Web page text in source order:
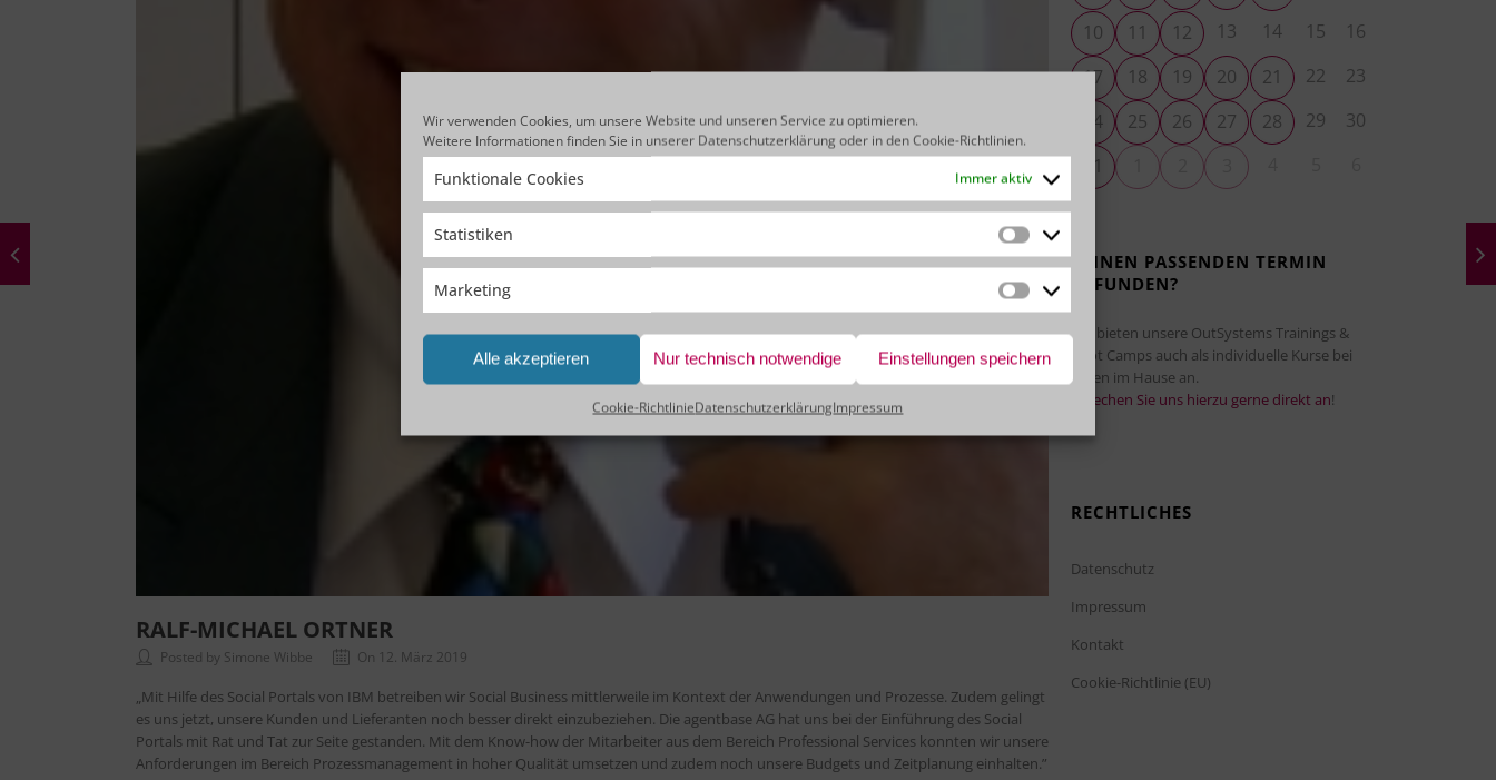
Wir verwenden Cookies, um unsere Website und unseren Service zu optimieren.
Weitere Informationen finden Sie in unserer Datenschutzerklärung oder in denCookie-Richtlinien.
Funktionale Cookies Immer aktiv
Statistiken Statistiken
Marketing Marketing
Alle akzeptieren Nur technisch notwendige Einstellungen speichern
Cookie-RichtlinieDatenschutzerklärungImpressum
RALF-MICHAEL ORTNER
Posted by Simone Wibbe On 12. März 2019
„Mit Hilfe des Social Portals von IBM betreiben wir Social Business mittlerweile im Kontext der Anwendungen und Prozesse. Zudem gelingt
es uns jetzt, unsere Kunden und Lieferanten noch besser direkt einzubeziehen. Die agentbase AG hat uns bei der Einführung des Social
Portals mit Rat und Tat zur Seite gestanden. Mit dem Know-how der Mitarbeiter aus dem Bereich Professional Services konnten wir unsere
Anforderungen im Bereich Prozessmanagement in hoher Qualität umsetzen und zudem noch unsere Budgets und Zeitplanung einhalten.”
10
11 12 13 14 15
16
17
18 19 20 21 22
23
24
25 26 27 28 29
30
31
KEINEN PASSENDEN TERMIN
GEFUNDEN?
Wir bieten unsere OutSystems Trainings &
Boot Camps auch als individuelle Kurse bei
Ihnen im Hause an.
Sprechen Sie uns hierzu gerne direkt an!
RECHTLICHES
Datenschutz
Impressum
Kontakt
Cookie-Richtlinie (EU)